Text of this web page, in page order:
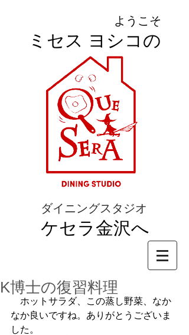
ようこそ
ミセス ヨシコの
ダイニングスタジオ
ケセラ金沢へ
K博士の復習料理
ホットサラダ、この蒸し野菜、なか
なか良いですね。ありがとうございま
した。